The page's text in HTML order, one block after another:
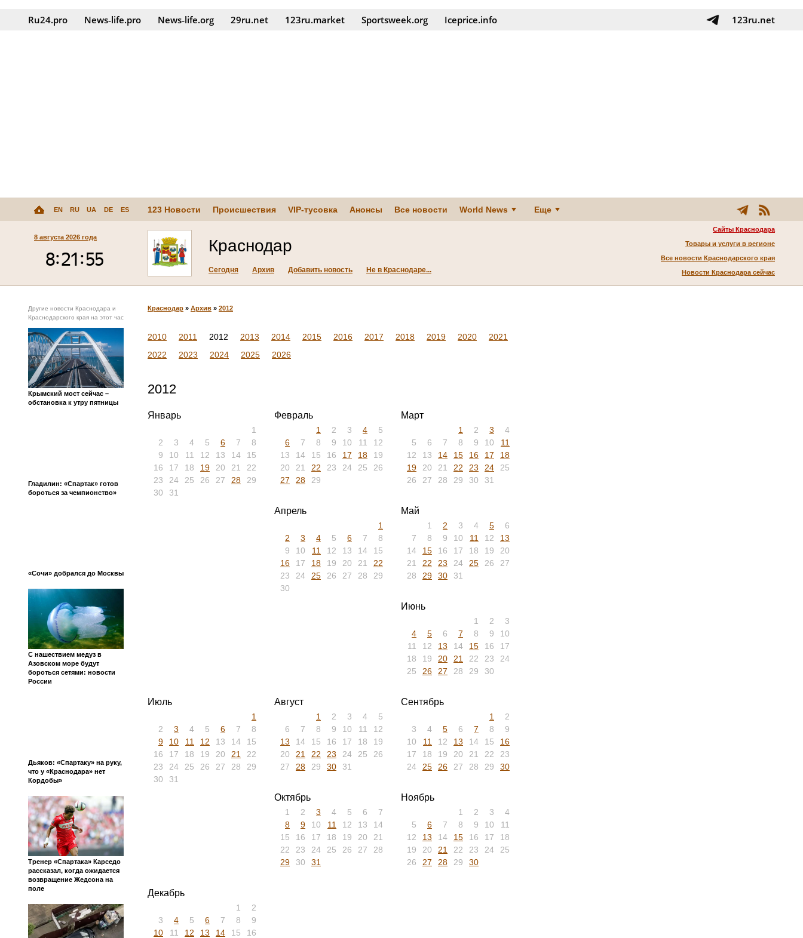
Ru24.pro News‑life.pro News‑life.org 29ru.net 123ru.market Sportsweek.org Iceprice.info 123ru.net
EN RU UA DE ES 123 Новости Происшествия VIP-тусовка Анонсы Все новости World News Еще
8 августа 2026 года
Сайты Краснодара
Товары и услуги в регионе
Все новости Краснодарского края
Новости Краснодара сейчас
Краснодар
Сегодня Архив Добавить новость Не в Краснодаре...
Другие новости Краснодара и
Краснодарского края на этот час
Крымский мост сейчас –
обстановка к утру пятницы
Гладилин: «Спартак» готов
бороться за чемпионство»
«Сочи» добрался до Москвы
С нашествием медуз в
Азовском море будут
бороться сетями: новости
России
Дьяков: «Спартаку» на руку,
что у «Краснодара» нет
Кордобы»
Тренер «Спартака» Карседо
рассказал, когда ожидается
возвращение Жедсона на
поле
Краснодар » Архив » 2012
2010 2011 2012 2013 2014 2015 2016 2017 2018 2019 2020
2021
2022
2023 2024 2025 2026
2012
Январь
1
2
3 4 5 6 7
8
9
10 11 12 13 14
15
16
17 18 19 20 21
22
23
24 25 26 27 28
29
30
31
Февраль
1 2 3 4
5
6
7 8 9 10 11
12
13
14 15 16 17 18
19
20
21 22 23 24 25
26
27
28 29
Март
1 2 3
4
5
6 7 8 9 10
11
12
13 14 15 16 17
18
19
20 21 22 23 24
25
26
27 28 29 30 31
Апрель
1
2
3 4 5 6 7
8
9
10 11 12 13 14
15
16
17 18 19 20 21
22
23
24 25 26 27 28
29
30
Май
1 2 3 4 5
6
7
8 9 10 11 12
13
14
15 16 17 18 19
20
21
22 23 24 25 26
27
28
29 30 31
Июнь
1 2
3
4
5 6 7 8 9
10
11
12 13 14 15 16
17
18
19 20 21 22 23
24
25
26 27 28 29 30
Июль
1
2
3 4 5 6 7
8
9
10 11 12 13 14
15
16
17 18 19 20 21
22
23
24 25 26 27 28
29
30
31
Август
1 2 3 4
5
6
7 8 9 10 11
12
13
14 15 16 17 18
19
20
21 22 23 24 25
26
27
28 29 30 31
Сентябрь
1
2
3
4 5 6 7 8
9
10
11 12 13 14 15
16
17
18 19 20 21 22
23
24
25 26 27 28 29 30
Октябрь
1 2 3 4 5 6
7
8
9 10 11 12 13
14
15
16 17 18 19 20
21
22
23 24 25 26 27
28
29
30 31
Ноябрь
1 2 3
4
5
6 7 8 9 10
11
12
13 14 15 16 17
18
19
20 21 22 23 24
25
26
27 28 29 30
Декабрь
1
2
3
4 5 6 7 8
9
10
11 12 13 14 15
16